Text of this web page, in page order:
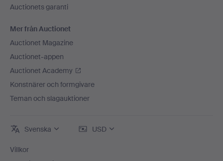
Auctionets garanti
Mer från Auctionet
Auctionet Magazine
Auctionet-appen
Auctionet Academy
Konstnärer och formgivare
Teman och slagauktioner
Svenska USD
Villkor